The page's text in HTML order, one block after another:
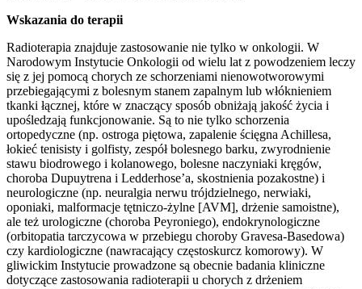
Wskazania do terapii
Radioterapia znajduje zastosowanie nie tylko w onkologii. W
Narodowym Instytucie Onkologii od wielu lat z powodzeniem leczy
się z jej pomocą chorych ze schorzeniami nienowotworowymi
przebiegającymi z bolesnym stanem zapalnym lub włóknieniem
tkanki łącznej, które w znaczący sposób obniżają jakość życia i
upośledzają funkcjonowanie. Są to nie tylko schorzenia
ortopedyczne (np. ostroga piętowa, zapalenie ścięgna Achillesa,
łokieć tenisisty i golfisty, zespół bolesnego barku, zwyrodnienie
stawu biodrowego i kolanowego, bolesne naczyniaki kręgów,
choroba Dupuytrena i Ledderhose’a, skostnienia pozakostne) i
neurologiczne (np. neuralgia nerwu trójdzielnego, nerwiaki,
oponiaki, malformacje tętniczo-żylne [AVM], drżenie samoistne),
ale też urologiczne (choroba Peyroniego), endokrynologiczne
(orbitopatia tarczycowa w przebiegu choroby Gravesa-Basedowa)
czy kardiologiczne (nawracający częstoskurcz komorowy). W
gliwickim Instytucie prowadzone są obecnie badania kliniczne
dotyczące zastosowania radioterapii u chorych z drżeniem